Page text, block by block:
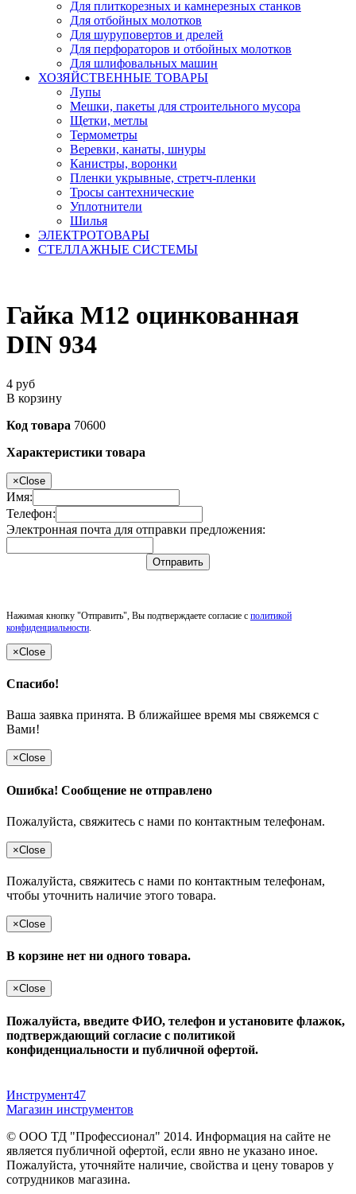
Для плиткорезных и камнерезных станков
Для отбойных молотков
Для шуруповертов и дрелей
Для перфораторов и отбойных молотков
Для шлифовальных машин
ХОЗЯЙСТВЕННЫЕ ТОВАРЫ
Лупы
Мешки, пакеты для строительного мусора
Щетки, метлы
Термометры
Веревки, канаты, шнуры
Канистры, воронки
Пленки укрывные, стретч-пленки
Тросы сантехнические
Уплотнители
Шилья
ЭЛЕКТРОТОВАРЫ
СТЕЛЛАЖНЫЕ СИСТЕМЫ
Гайка М12 оцинкованная
DIN 934
4 руб
В корзину
Код товара 70600
Характеристики товара
×Close
Имя:
Телефон:
Электронная почта для отправки предложения:
Отправить
Нажимая кнопку "Отправить", Вы подтверждаете согласие с политикой
конфиденциальности.
×Close
Спасибо!
Ваша заявка принята. В ближайшее время мы свяжемся с
Вами!
×Close
Ошибка! Сообщение не отправлено
Пожалуйста, свяжитесь с нами по контактным телефонам.
×Close
Пожалуйста, свяжитесь с нами по контактным телефонам,
чтобы уточнить наличие этого товара.
×Close
В корзине нет ни одного товара.
×Close
Пожалуйста, введите ФИО, телефон и установите флажок,
подтверждающий согласие с политикой
конфиденциальности и публичной офертой.
Инструмент47
Магазин инструментов
© ООО ТД "Профессионал" 2014. Информация на сайте не
является публичной офертой, если явно не указано иное.
Пожалуйста, уточняйте наличие, свойства и цену товаров у
сотрудников магазина.